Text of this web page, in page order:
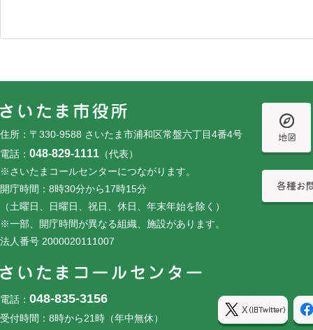
住所：〒330-9588 さいたま市浦和区常盤六丁目4番4号
電話： 048-829-1111 （代表）
※さいたまコールセンターにつながります。
開庁時間：8時30分から17時15分
（土曜日、日曜日、祝日、休日、年末年始を除く）
※一部、開庁時間が異なる組織、施設があります。
法人番号 2000020111007
電話： 048-835-3156
受付時間：8時から21時（年中無休）